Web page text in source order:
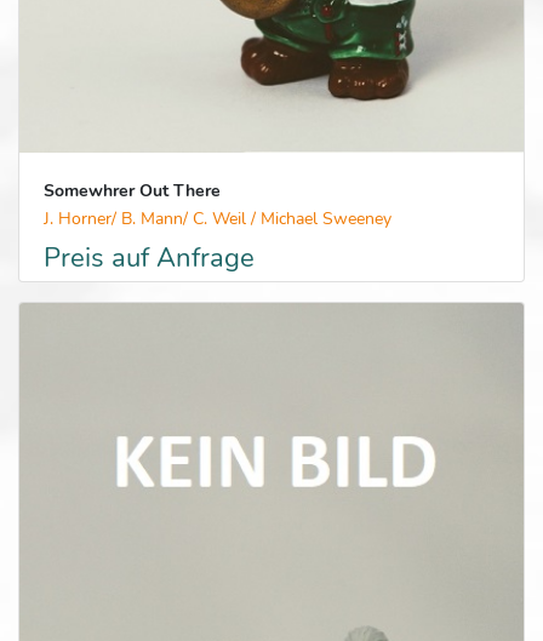
Somewhrer Out There
J. Horner/ B. Mann/ C. Weil / Michael Sweeney
Preis auf Anfrage